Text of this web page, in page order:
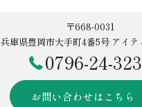
〒668-0031
兵庫県豊岡市大手町4番5号 アイテ
0796-24-
お問い合わせはこちら